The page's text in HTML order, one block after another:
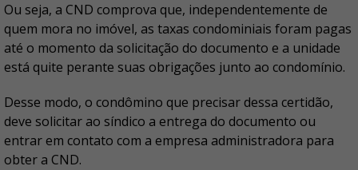
Ou seja, a CND comprova que, independentemente de
quem mora no imóvel, as taxas condominiais foram pagas
até o momento da solicitação do documento e a unidade
está quite perante suas obrigações junto ao condomínio.
Desse modo, o condômino que precisar dessa certidão,
deve solicitar ao síndico a entrega do documento ou
entrar em contato com a empresa administradora para
obter a CND.